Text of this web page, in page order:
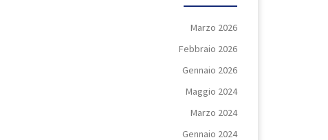
Marzo 2026
Febbraio 2026
Gennaio 2026
Maggio 2024
Marzo 2024
Gennaio 2024